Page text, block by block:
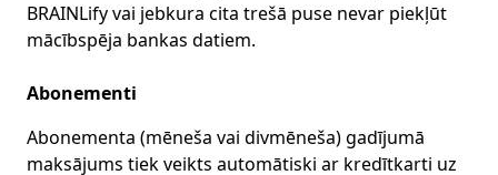
BRAINLify vai jebkura cita trešā puse nevar piekļūt
mācībspēja bankas datiem.
Abonementi
Abonementa (mēneša vai divmēneša) gadījumā
maksājums tiek veikts automātiski ar kredītkarti uz